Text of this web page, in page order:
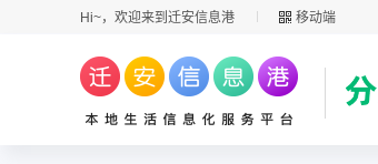
Hi~，欢迎来到迁安信息港 移动端